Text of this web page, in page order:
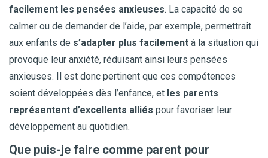
facilement les pensées anxieuses. La capacité de se
calmer ou de demander de l’aide, par exemple, permettrait
aux enfants de s’adapter plus facilement à la situation qui
provoque leur anxiété, réduisant ainsi leurs pensées
anxieuses. Il est donc pertinent que ces compétences
soient développées dès l’enfance, et les parents
représentent d’excellents alliés pour favoriser leur
développement au quotidien.
Que puis-je faire comme parent pour